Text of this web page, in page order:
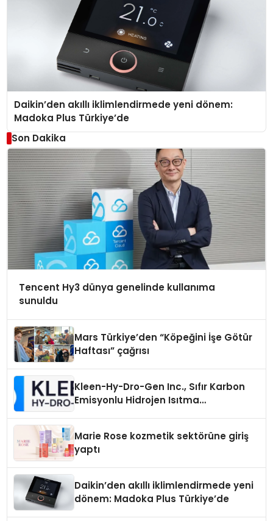
Daikin’den akıllı iklimlendirmede yeni dönem:
Madoka Plus Türkiye’de
Son Dakika
Tencent Hy3 dünya genelinde kullanıma
sunuldu
Mars Türkiye’den “Köpeğini İşe Götür
Haftası” çağrısı
Kleen-Hy-Dro-Gen Inc., Sıfır Karbon
Emisyonlu Hidrojen Isıtma
Marie Rose kozmetik sektörüne giriş
yaptı
Daikin’den akıllı iklimlendirmede yeni
dönem: Madoka Plus Türkiye’de